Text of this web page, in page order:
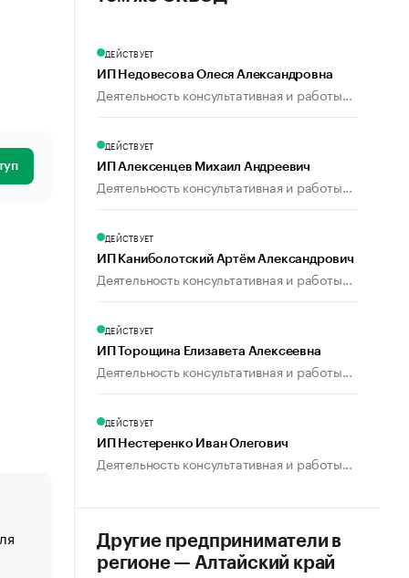
«От спорта тело стареет иначе». Как живет глава
создавшей GTA
ДЕЙСТВУЕТ
ИП Недовесова Олеся Александровна
Деятельность консультативная и работы...
ДЕЙСТВУЕТ
ИП Алексенцев Михаил Андреевич
Деятельность консультативная и работы...
ДЕЙСТВУЕТ
ИП Каниболотский Артём Александрович
Деятельность консультативная и работы...
ДЕЙСТВУЕТ
ИП Торощина Елизавета Алексеевна
Деятельность консультативная и работы...
ДЕЙСТВУЕТ
ИП Нестеренко Иван Олегович
Деятельность консультативная и работы...
Другие предприниматели в
регионе — Алтайский край